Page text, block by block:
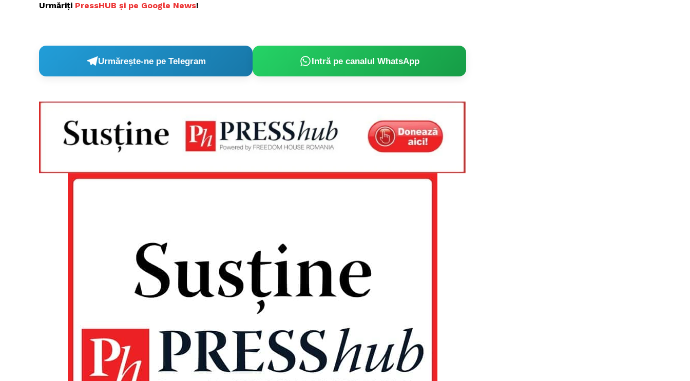
Urmăriți PressHUB și pe Google News!
Urmărește-ne pe Telegram Intră pe canalul WhatsApp